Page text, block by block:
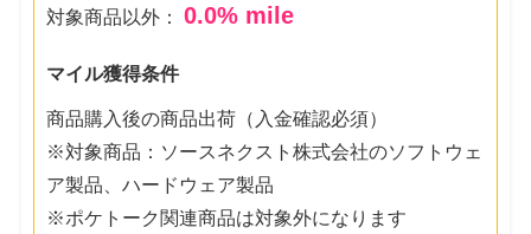
対象商品以外：0.0% mile
マイル獲得条件
商品購入後の商品出荷（入金確認必須）
※対象商品：ソースネクスト株式会社のソフトウェ
ア製品、ハードウェア製品
※ポケトーク関連商品は対象外になります